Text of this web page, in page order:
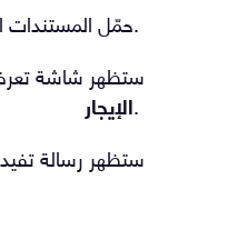
حمّل.
ستظهر شاشة تعرض
الإيجار.
ستظهر رسالة تفيد